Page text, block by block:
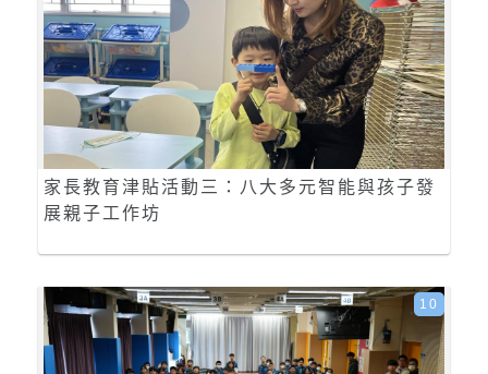
家長教育津貼活動三：八大多元智能與孩子發
展親子工作坊
10